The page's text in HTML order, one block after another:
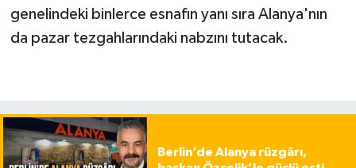
genelindeki binlerce esnafın yanı sıra Alanya'nın
da pazar tezgahlarındaki nabzını tutacak.
Berlin’de Alanya rüzgârı,